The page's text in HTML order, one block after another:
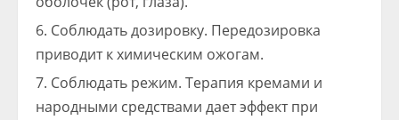
Соблюдать дозировку. Передозировка
приводит к химическим ожогам.
Соблюдать режим. Терапия кремами и
народными средствами дает эффект при